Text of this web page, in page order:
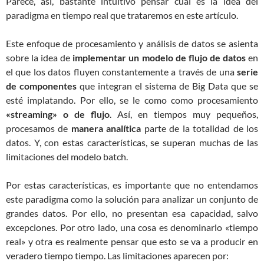
paradigma en tiempo real que trataremos en este artículo.
Este enfoque de procesamiento y análisis de datos se asienta
sobre la idea de implementar un modelo de flujo de datosen
el que los datos fluyen constantemente a través de unaserie
de componentes que integran el sistema de Big Data que se
esté implatando. Por ello, se le como como procesamiento
«streaming» o de flujo. Así, en tiempos muy pequeños,
procesamos de manera analítica parte de la totalidad de los
datos. Y, con estas características, se superan muchas de las
limitaciones del modelo batch.
Por estas características, es importante que no entendamos
este paradigma como la solución para analizar un conjunto de
grandes datos. Por ello, no presentan esa capacidad, salvo
excepciones. Por otro lado, una cosa es denominarlo «tiempo
real» y otra es realmente pensar que esto se va a producir en
veradero tiempo tiempo. Las limitaciones aparecen por: